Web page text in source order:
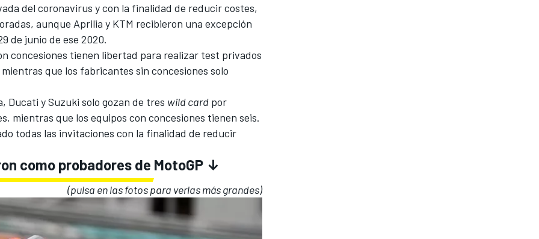
del coronavirus y con la finalidad de reducir costes,
aunque Aprilia y KTM recibieron una excepción
de junio de ese 2020.
concesiones tienen libertad para realizar test privados
que los fabricantes sin concesiones solo
Ducati y Suzuki solo gozan de tres wild card por
mientras que los equipos con concesiones tienen seis.
todas las invitaciones con la finalidad de reducir
como probadores de MotoGP ↓
(pulsa en las fotos para verlas más grandes)